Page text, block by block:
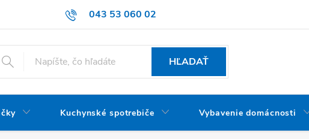
043 53 060 02
podmienky Dodacie podmienky
HĽADAŤ
Kuchynské spotrebiče Vybavenie domácnosti